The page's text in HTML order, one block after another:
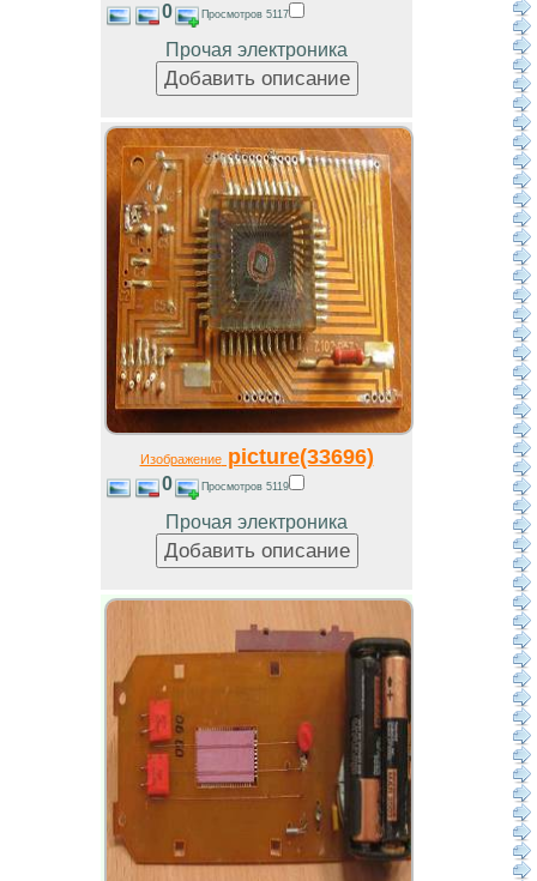
0 Просмотров 5117
Прочая электроника
Изображениеpicture(33696)
0 Просмотров 5119
Прочая электроника